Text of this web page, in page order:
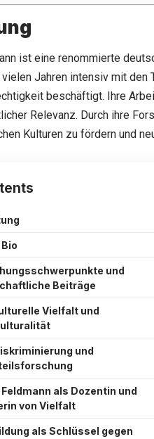
ist eine renommierte
Jahren intensiv mit den
beschäftigt. Ihre
Relevanz. Durch ihre
Kulturen zu fördern und
und
Beiträge
Vielfalt und
und
als Dozentin und
von Vielfalt
als Schlüssel gegen